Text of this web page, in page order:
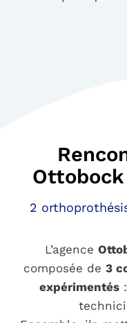
2
L’agence
composée de 3
expérimentés